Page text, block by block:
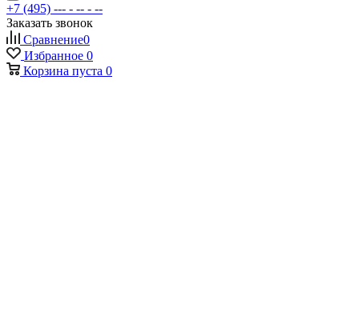
+7 (495) --- - -- - --
Заказать звонок
Сравнение0
Избранное 0
Корзина пуста 0